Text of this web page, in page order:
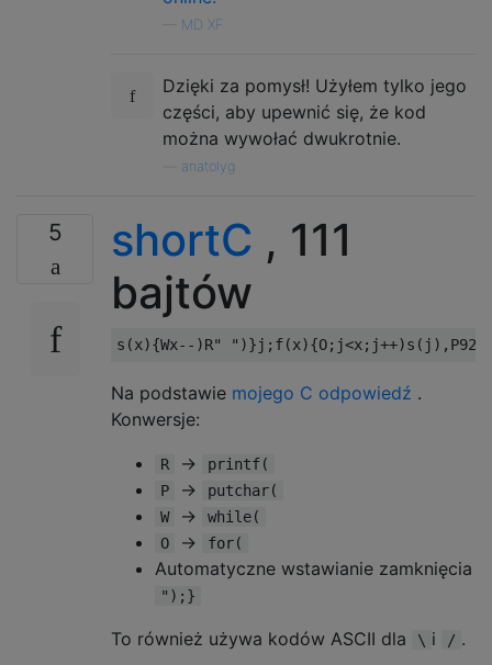
MD XF
Dzięki za pomysł! Użyłem tylko jego
części, aby upewnić się, że kod
można wywołać dwukrotnie.
anatolyg
5 shortC , 111
bajtów
Na podstawie mojego C odpowiedź .
Konwersje:
R ->
printf(
P
->
putchar(
W
->
while(
O
-> for(
Automatyczne wstawianie zamknięcia
");}
To również używa kodów ASCII dla \ i / .